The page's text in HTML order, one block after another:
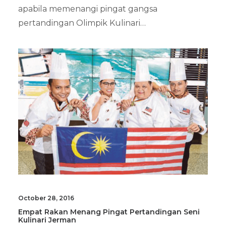
apabila memenangi pingat gangsa
pertandingan Olimpik Kulinari…
October 28, 2016
Empat Rakan Menang Pingat Pertandingan Seni
Kulinari Jerman